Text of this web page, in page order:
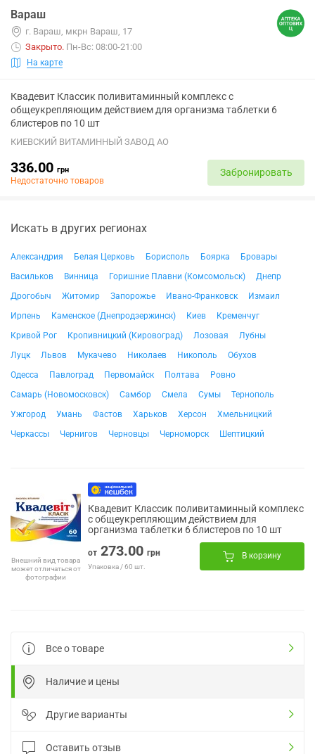
Вараш
г. Вараш, мкрн Вараш, 17
Закрыто. Пн-Вс: 08:00-21:00
На карте
Квадевит Классик поливитаминный комплекс с
общеукрепляющим действием для организма таблетки 6
блистеров по 10 шт
КИЕВСКИЙ ВИТАМИННЫЙ ЗАВОД АО
336.00 грн
Недостаточно товаров
Забронировать
Искать в других регионах
Александрия Белая Церковь Борисполь Боярка
Бровары
Васильков
Винница Горишние Плавни (Комсомольск)
Днепр
Дрогобыч
Житомир Запорожье Ивано-Франковск
Измаил
Ирпень
Каменское (Днепродзержинск) Киев
Кременчуг
Кривой Рог
Кропивницкий (Кировоград) Лозовая
Лубны
Луцк
Львов Мукачево Николаев Никополь
Обухов
Одесса
Павлоград Первомайск Полтава
Ровно
Самарь (Новомосковск)
Самбор Смела Сумы
Тернополь
Ужгород
Умань Фастов Харьков Херсон
Хмельницкий
Черкассы
Чернигов Черновцы Черноморск Шептицкий
Внешний вид товара
может отличаться от
фотографии
Квадевит Классик поливитаминный комплекс
с общеукрепляющим действием для
организма таблетки 6 блистеров по 10 шт
от 273.00 грн
Упаковка / 60 шт.
В корзину
Все о товаре
Наличие и цены
Другие варианты
Оставить отзыв